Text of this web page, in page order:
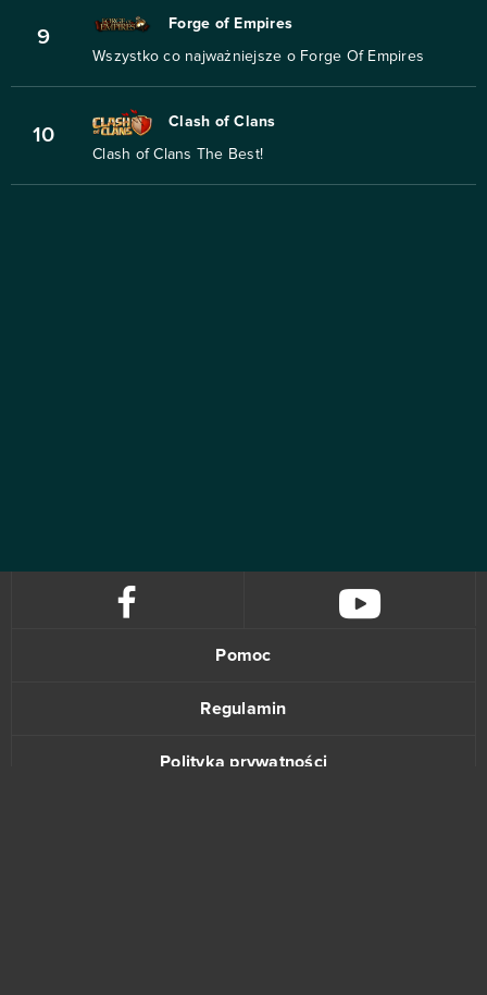
9
Forge of Empires
Wszystko co najważniejsze o Forge Of Empires
10
Clash of Clans
Clash of Clans The Best!
Pomoc
Regulamin
Polityka prywatności